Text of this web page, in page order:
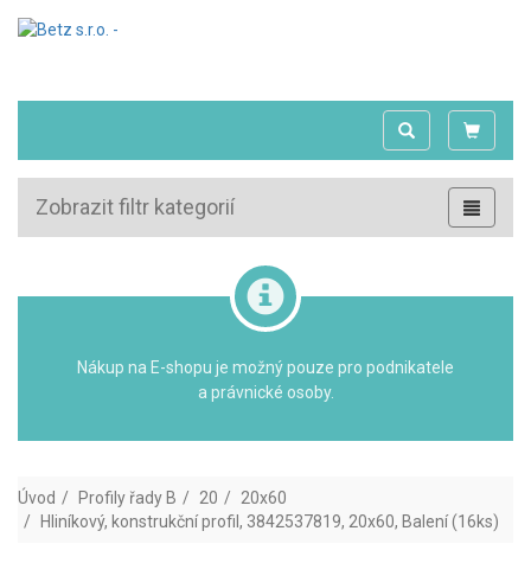
Zobrazit filtr kategorií
Nákup na E-shopu je možný pouze pro podnikatele
a právnické osoby.
Úvod Profily řady B 20
20x60
Hliníkový, konstrukční profil, 3842537819, 20x60, Balení (16ks)